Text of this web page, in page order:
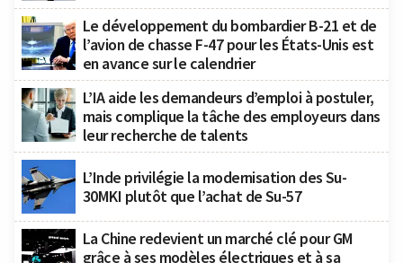
Le développement du bombardier B-21 et de
l’avion de chasse F-47 pour les États-Unis est
en avance sur le calendrier
L’IA aide les demandeurs d’emploi à postuler,
mais complique la tâche des employeurs dans
leur recherche de talents
L’Inde privilégie la modernisation des Su-
30MKI plutôt que l’achat de Su-57
La Chine redevient un marché clé pour GM
grâce à ses modèles électriques et à sa